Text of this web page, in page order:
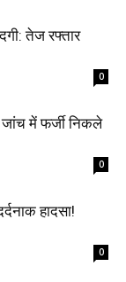
तेज रफ्तार
0
में फर्जी निकले
0
हादसा!
0